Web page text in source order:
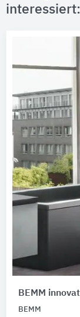
interessiert:
BEMM
BEMM